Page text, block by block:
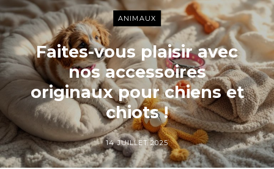
ANIMAUX
Faites-vous plaisir avec
nos accessoires
originaux pour chiens et
chiots !
14 JUILLET 2025